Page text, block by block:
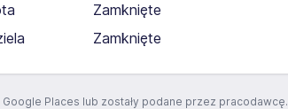
Zamknięte
Zamknięte
Places lub zostały podane przez pracodawcę.